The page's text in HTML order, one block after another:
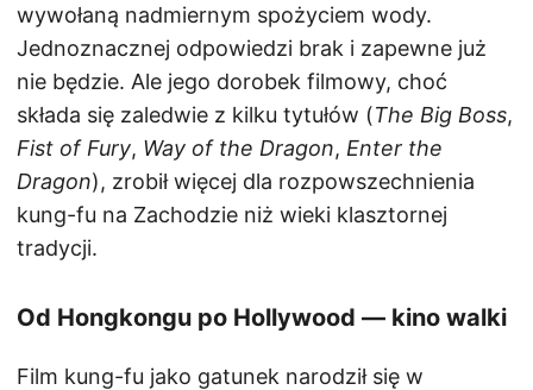
wywołaną nadmiernym spożyciem wody.
Jednoznacznej odpowiedzi brak i zapewne już
nie będzie. Ale jego dorobek filmowy, choć
składa się zaledwie z kilku tytułów (The Big Boss,
Fist of Fury, Way of the Dragon, Enter the
Dragon), zrobił więcej dla rozpowszechnienia
kung-fu na Zachodzie niż wieki klasztornej
tradycji.
Od Hongkongu po Hollywood — kino walki
Film kung-fu jako gatunek narodził się w